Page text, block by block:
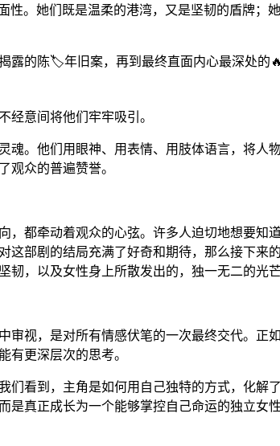
。她们既是温柔的港湾，又是坚韧的盾牌；
露的陈🏷️年旧案，再到最终直面内心最深处的
经意间将他们牢牢吸引。
。他们用眼神、用表情、用肢体语言，将人
观众的普遍赞誉。
都牵动着观众的心弦。许多人迫切地想要知
部剧的结局充满了好奇和期待，那么接下来
，以及女性身上所散发出的，独一无二的光芒
视，是对所有情感伏笔的一次最终交代。正
有更深层次的思考。
看到，主角是如何用自己独特的方式，化解
真正成长为一个能够掌控自己命运的独立女性